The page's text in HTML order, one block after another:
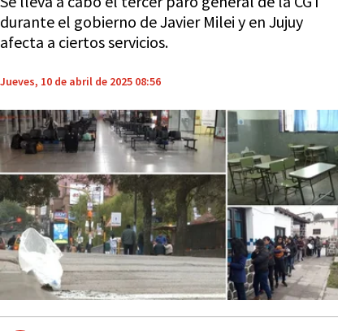
durante el gobierno de Javier Milei y en Jujuy
afecta a ciertos servicios.
Jueves, 10 de abril de 2025 08:56